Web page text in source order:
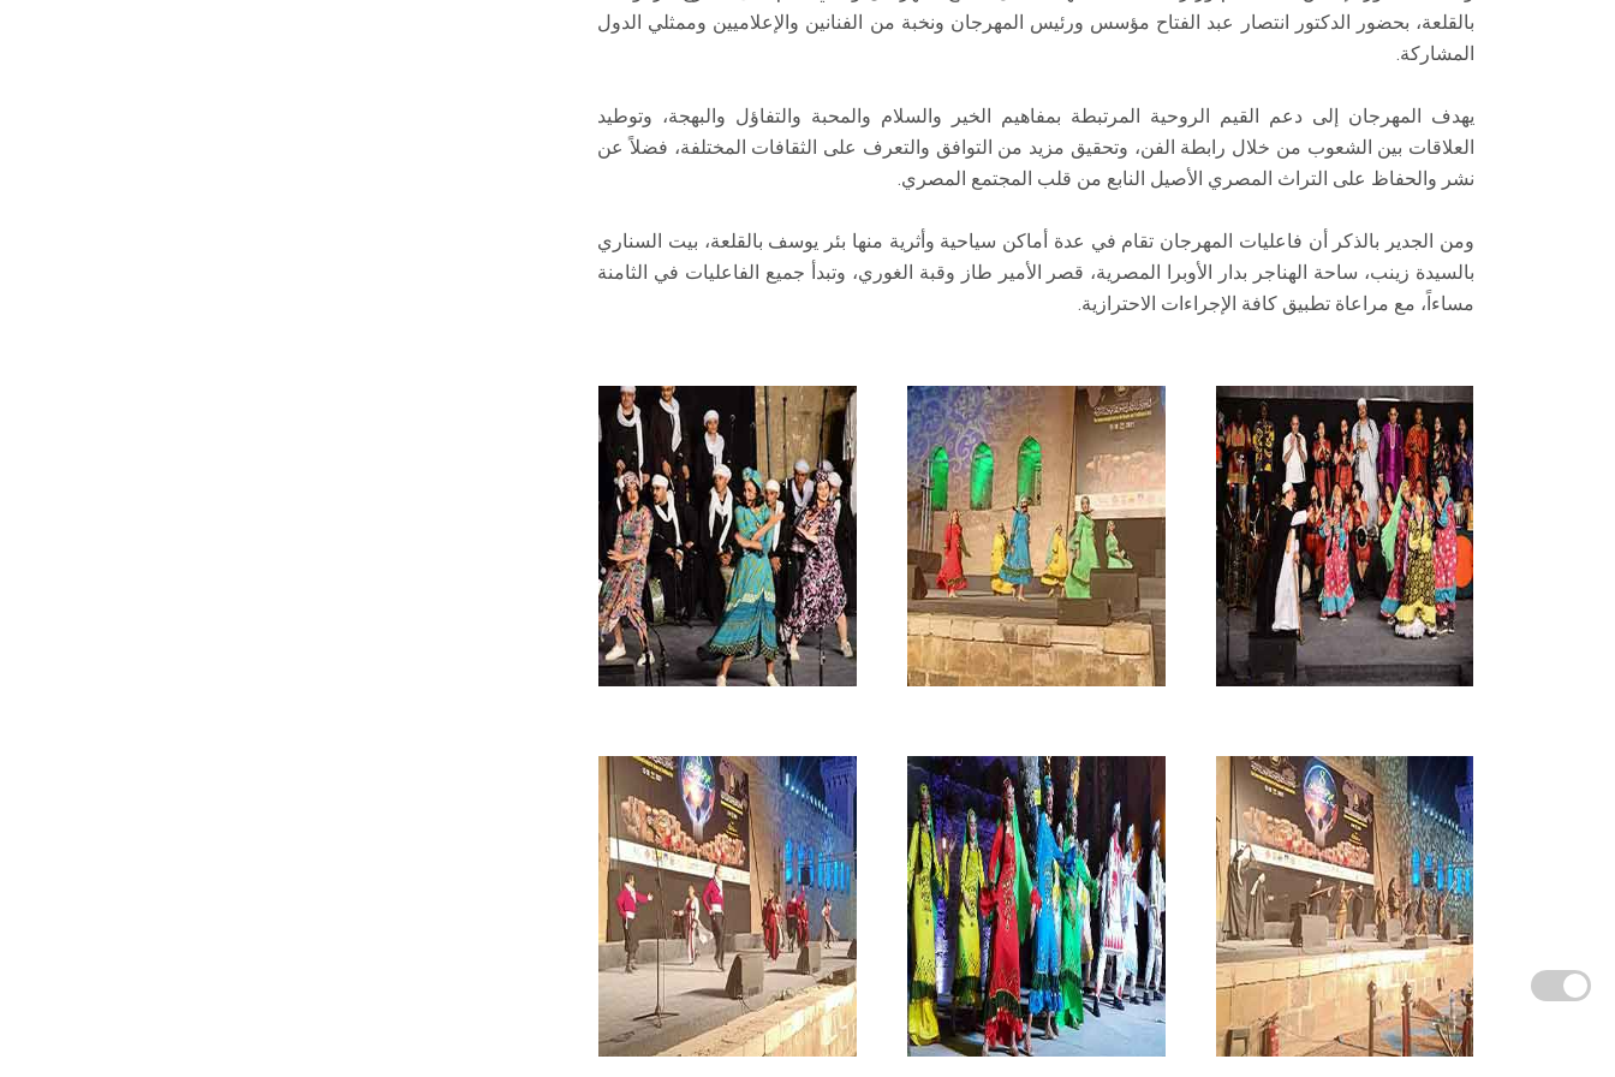
بالقلعة، بحضور الدكتور انتصار عبد الفتاح مؤسس ورئيس المهرجان ونخبة من الفنانين والإعلاميين وممثلي الدول
المشاركة.
يهدف المهرجان إلى دعم القيم الروحية المرتبطة بمفاهيم الخير والسلام والمحبة والتفاؤل والبهجة، وتوطيد
العلاقات بين الشعوب من خلال رابطة الفن، وتحقيق مزيد من التوافق والتعرف على الثقافات المختلفة، فضلاً عن
نشر والحفاظ على التراث المصري الأصيل النابع من قلب المجتمع المصري.
ومن الجدير بالذكر أن فاعليات المهرجان تقام في عدة أماكن سياحية وأثرية منها بئر يوسف بالقلعة، بيت السناري
بالسيدة زينب، ساحة الهناجر بدار الأوبرا المصرية، قصر الأمير طاز وقبة الغوري، وتبدأ جميع الفاعليات في الثامنة
مساءاً، مع مراعاة تطبيق كافة الإجراءات الاحترازية.